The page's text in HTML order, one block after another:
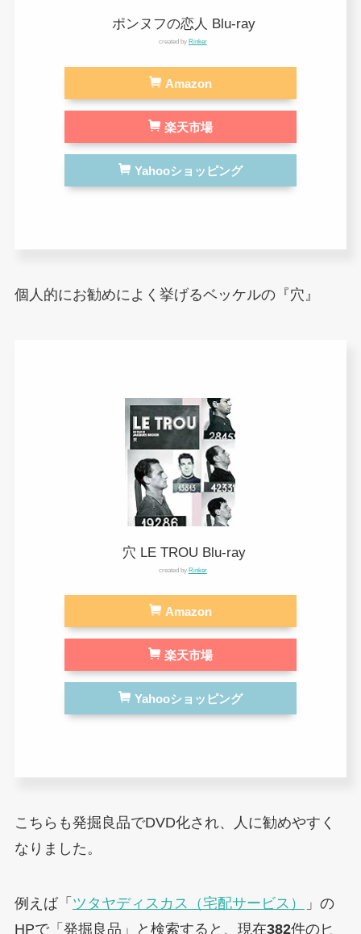
ポンヌフの恋人 Blu-ray
created by Rinker
Amazon
楽天市場
Yahooショッピング
個人的にお勧めによく挙げるベッケルの『穴』
穴 LE TROU Blu-ray
created by Rinker
Amazon
楽天市場
Yahooショッピング
こちらも発掘良品でDVD化され、人に勧めやすく
なりました。
例えば「 ツタヤディスカス（宅配サービス）
」の
HPで「発掘良品」と検索すると、現在382件のヒ